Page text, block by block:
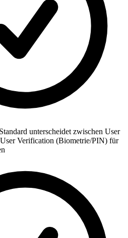
unterscheidet zwischen User
Verification (Biometrie/PIN) für